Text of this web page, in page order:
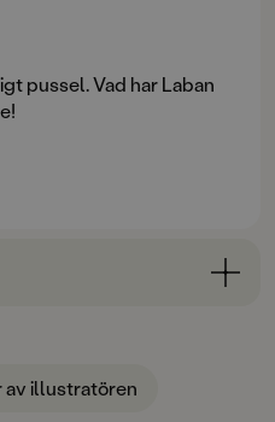
pussel. Vad har Laban
av illustratören